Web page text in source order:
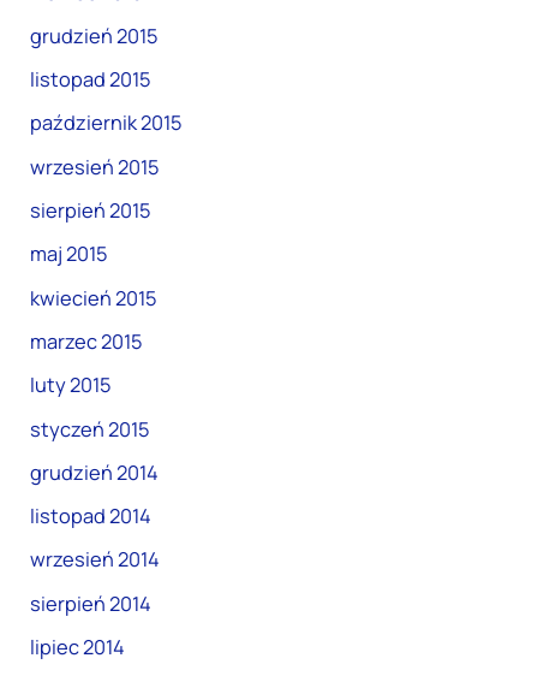
grudzień 2015
listopad 2015
październik 2015
wrzesień 2015
sierpień 2015
maj 2015
kwiecień 2015
marzec 2015
luty 2015
styczeń 2015
grudzień 2014
listopad 2014
wrzesień 2014
sierpień 2014
lipiec 2014